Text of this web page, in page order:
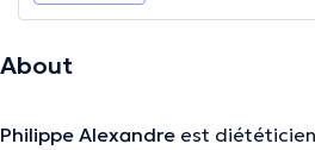
About
Philippe Alexandre est